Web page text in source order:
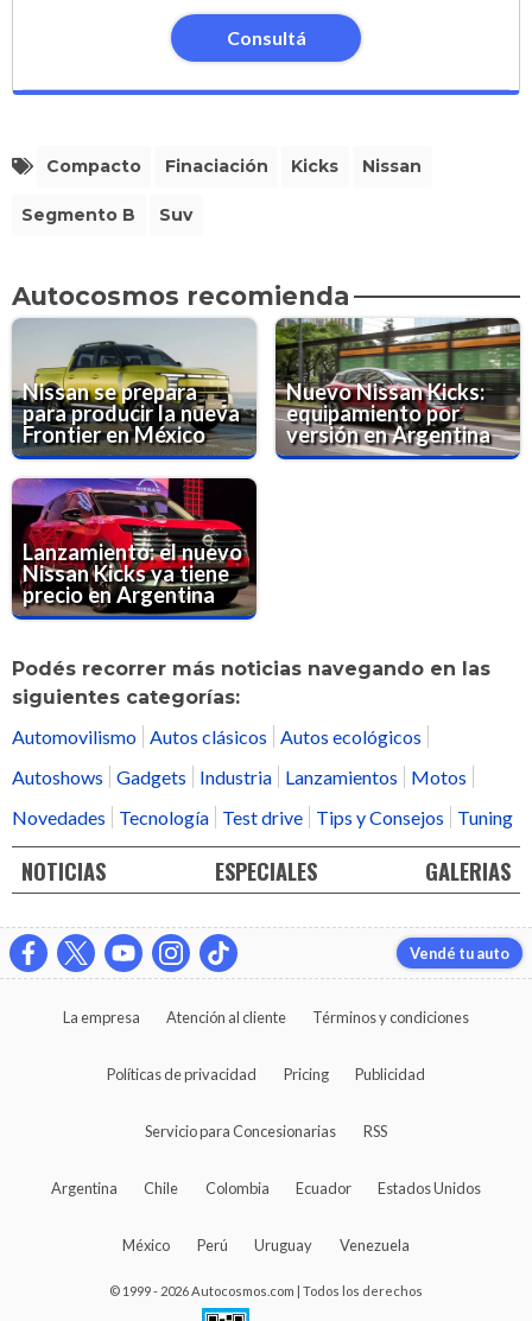
Consultá
Compacto Finaciación Kicks Nissan
Segmento B Suv
Autocosmos recomienda
Nissan se prepara
para producir la nueva
Frontier en México
Nuevo Nissan Kicks:
equipamiento por
versión en Argentina
Lanzamiento: el nuevo
Nissan Kicks ya tiene
precio en Argentina
Podés recorrer más noticias navegando en las
siguientes categorías:
Automovilismo Autos clásicos
Autos ecológicos
Autoshows
Gadgets Industria Lanzamientos
Motos
Novedades
Tecnología Test drive Tips y Consejos Tuning
NOTICIAS ESPECIALES GALERIAS
Vendé tu auto
La empresa Atención al cliente Términos y condiciones
Políticas de privacidad Pricing Publicidad
Servicio para Concesionarias RSS
Argentina Chile Colombia Ecuador Estados Unidos
México Perú Uruguay Venezuela
© 1999 - 2026 Autocosmos.com | Todos los derechos